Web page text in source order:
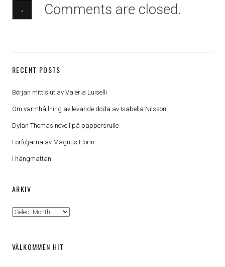
· Comments are closed.
RECENT POSTS
Början mitt slut av Valeria Luiselli
Om varmhållning av levande döda av Isabella Nilsson
Dylan Thomas novell på pappersrulle
Förföljarna av Magnus Florin
I hängmattan
ARKIV
Arkiv
VÄLKOMMEN HIT